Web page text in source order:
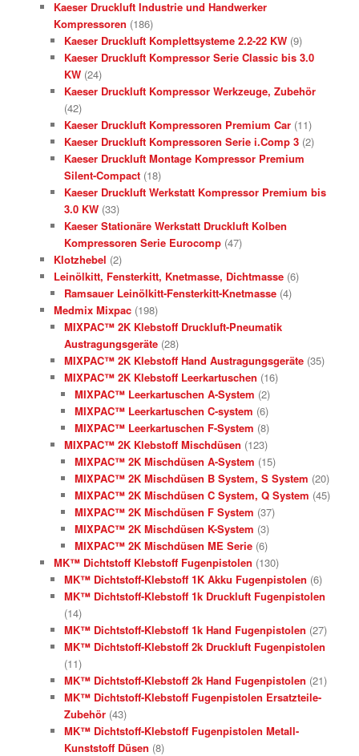
Kaeser Druckluft Industrie und Handwerker
Kompressoren (186)
Kaeser Druckluft Komplettsysteme 2.2-22 KW (9)
Kaeser Druckluft Kompressor Serie Classic bis 3.0
KW (24)
Kaeser Druckluft Kompressor Werkzeuge, Zubehör
(42)
Kaeser Druckluft Kompressoren Premium Car (11)
Kaeser Druckluft Kompressoren Serie i.Comp 3 (2)
Kaeser Druckluft Montage Kompressor Premium
Silent-Compact (18)
Kaeser Druckluft Werkstatt Kompressor Premium bis
3.0 KW (33)
Kaeser Stationäre Werkstatt Druckluft Kolben
Kompressoren Serie Eurocomp (47)
Klotzhebel (2)
Leinölkitt, Fensterkitt, Knetmasse, Dichtmasse (6)
Ramsauer Leinölkitt-Fensterkitt-Knetmasse (4)
Medmix Mixpac (198)
MIXPAC™ 2K Klebstoff Druckluft-Pneumatik
Austragungsgeräte (28)
MIXPAC™ 2K Klebstoff Hand Austragungsgeräte (35)
MIXPAC™ 2K Klebstoff Leerkartuschen (16)
MIXPAC™ Leerkartuschen A-System (2)
MIXPAC™ Leerkartuschen C-system (6)
MIXPAC™ Leerkartuschen F-System (8)
MIXPAC™ 2K Klebstoff Mischdüsen (123)
MIXPAC™ 2K Mischdüsen A-System (15)
MIXPAC™ 2K Mischdüsen B System, S System (20)
MIXPAC™ 2K Mischdüsen C System, Q System (45)
MIXPAC™ 2K Mischdüsen F System (37)
MIXPAC™ 2K Mischdüsen K-System (3)
MIXPAC™ 2K Mischdüsen ME Serie (6)
MK™ Dichtstoff Klebstoff Fugenpistolen (130)
MK™ Dichtstoff-Klebstoff 1K Akku Fugenpistolen (6)
MK™ Dichtstoff-Klebstoff 1k Druckluft Fugenpistolen
(14)
MK™ Dichtstoff-Klebstoff 1k Hand Fugenpistolen (27)
MK™ Dichtstoff-Klebstoff 2k Druckluft Fugenpistolen
(11)
MK™ Dichtstoff-Klebstoff 2k Hand Fugenpistolen (21)
MK™ Dichtstoff-Klebstoff Fugenpistolen Ersatzteile-
Zubehör (43)
MK™ Dichtstoff-Klebstoff Fugenpistolen Metall-
Kunststoff Düsen (8)